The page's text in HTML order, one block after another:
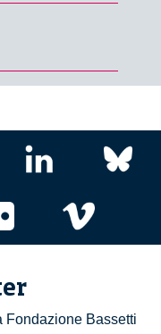
Fondazione Bassetti